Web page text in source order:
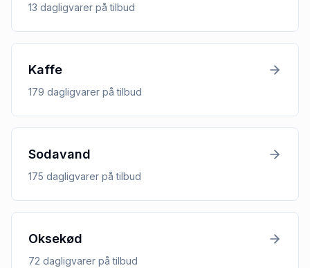
13 dagligvarer på tilbud
Kaffe
179 dagligvarer på tilbud
Sodavand
175 dagligvarer på tilbud
Oksekød
72 dagligvarer på tilbud